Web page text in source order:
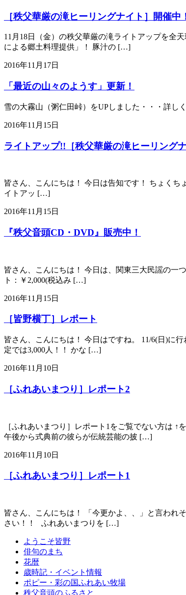
［秩父華厳の滝ヒーリングナイト］開催中
11月18日（金）の秩父華厳の滝ライトアップを全
による郷土料理提供」！ 豚汁の […]
2016年11月17日
「最近の山々のようす」更新！
雪の大霧山（粥仁田峠）をUPしました・・・詳し
2016年11月15日
ライトアップ!!［秩父華厳の滝ヒーリングナ
皆さん、こんにちは！ 今日は告知です！ ちょく
イトアッ […]
2016年11月15日
『秩父音頭CD・DVD』販売中！
皆さん、こんにちは！ 今日は、関東三大民謡の一
ト：￥2,000(税込み […]
2016年11月15日
［皆野横丁］レポート
皆さん、こんにちは！ 今日はですね。 11/6(日)に
定では3,000人！！ かな […]
2016年11月10日
［ふれあいまつり］レポート2
［ふれあいまつり］レポート1をご覧でない方は
午後から式典前の彼らが伝統芸能の披 […]
2016年11月10日
［ふれあいまつり］レポート1
皆さん、こんにちは！ 「今更かよ、、」と言われ
さい！！ ふれあいまつりを […]
ようこそ皆野
俳句のまち
花暦
歳時記・イベント情報
ポピー・彩の国ふれあい牧場
秩父音頭のふるさと